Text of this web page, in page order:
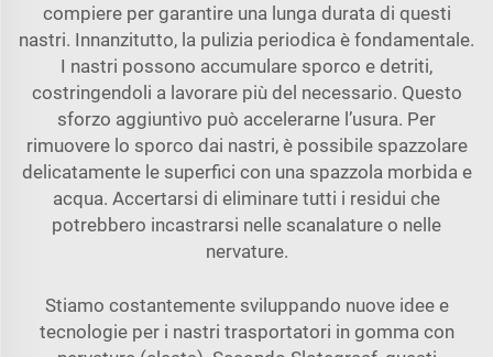
compiere per garantire una lunga durata di questi
nastri. Innanzitutto, la pulizia periodica è fondamentale.
I nastri possono accumulare sporco e detriti,
costringendoli a lavorare più del necessario. Questo
sforzo aggiuntivo può accelerarne l’usura. Per
rimuovere lo sporco dai nastri, è possibile spazzolare
delicatamente le superfici con una spazzola morbida e
acqua. Accertarsi di eliminare tutti i residui che
potrebbero incastrarsi nelle scanalature o nelle
nervature.
Stiamo costantemente sviluppando nuove idee e
tecnologie per i nastri trasportatori in gomma con